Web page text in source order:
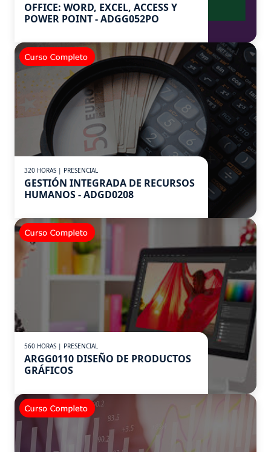
OFFICE: WORD, EXCEL, ACCESS Y
POWER POINT - ADGG052PO
320 HORAS | PRESENCIAL
GESTIÓN INTEGRADA DE RECURSOS
HUMANOS - ADGD0208
560 HORAS | PRESENCIAL
ARGG0110 DISEÑO DE PRODUCTOS
GRÁFICOS